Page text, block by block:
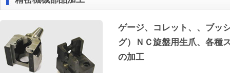
ゲージ、コレット、、ブッ
グ）ＮＣ旋盤用生爪、各種
の加工